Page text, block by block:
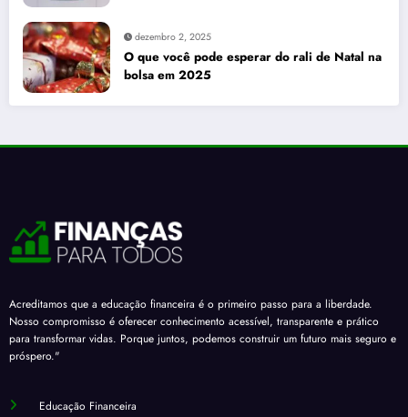
dezembro 2, 2025
O que você pode esperar do rali de Natal na
bolsa em 2025
Acreditamos que a educação financeira é o primeiro passo para a liberdade.
Nosso compromisso é oferecer conhecimento acessível, transparente e prático
para transformar vidas. Porque juntos, podemos construir um futuro mais seguro e
próspero."
Educação Financeira